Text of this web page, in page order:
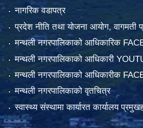
नागरिक वडापत्र
प्रदेश नीति तथा योजना आयोग, वागमती
मन्थली नगरपालिकाको आधिकारिक
मन्थली नगरपालिकाको आधिकारी
मन्थली नगरपालिकाको आधिकारीक
मन्थली नगरपालिकाको वृतचित्र
स्वास्थ्य संस्थामा कार्यारत कार्यालय